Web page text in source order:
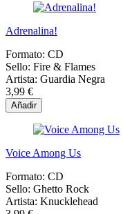
Adrenalina!
Formato: CD
Sello: Fire & Flames
Artista: Guardia Negra
3,99 €
Añadir
Voice Among Us
Formato: CD
Sello: Ghetto Rock
Artista: Knucklehead